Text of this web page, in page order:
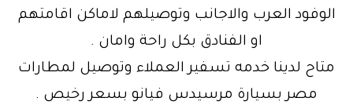
الوفود العرب والاجانب وتوصيلهم لاماكن اقامتهم
او الفنادق بكل راحة وامان .
متاح لدينا خدمه تسفير العملاء وتوصيل لمطارات
مصر بسيارة مرسيدس فيانو بسعر رخيص .